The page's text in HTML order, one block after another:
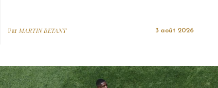
ParMARTIN BETANT 3 août 2026